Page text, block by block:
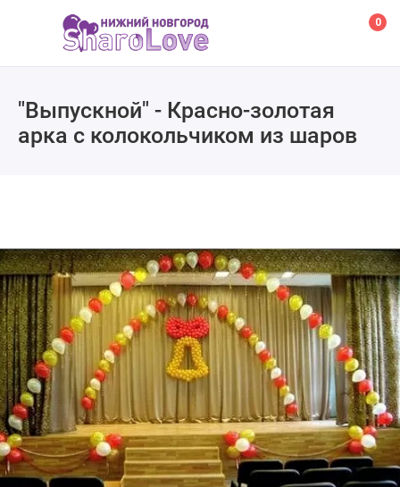
0
"Выпускной" - Красно-золотая
арка с колокольчиком из шаров